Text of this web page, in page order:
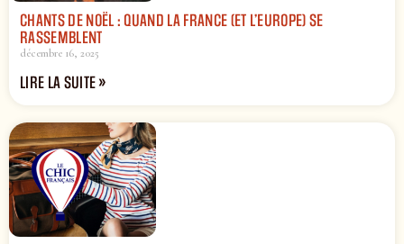
CHANTS DE NOËL : QUAND LA FRANCE (ET L’EUROPE) SE
RASSEMBLENT
décembre 16, 2025
LIRE LA SUITE »